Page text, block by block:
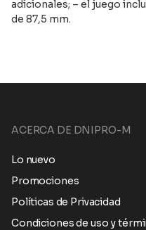
adicionales; – el juego
de 87,5 mm.
ACERCA DE DNIPRO-M
Lo nuevo
Promociones
Políticas de Privacidad
Condiciones de uso y